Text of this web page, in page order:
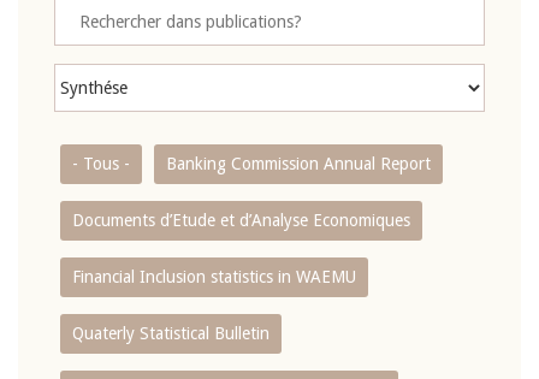
- Tous - Banking Commission Annual Report
Documents d’Etude et d’Analyse Economiques
Financial Inclusion statistics in WAEMU
Quaterly Statistical Bulletin